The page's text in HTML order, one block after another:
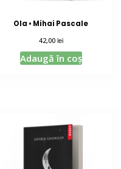
Ola • Mihai Pascale
42,00 lei
Adaugă în coș